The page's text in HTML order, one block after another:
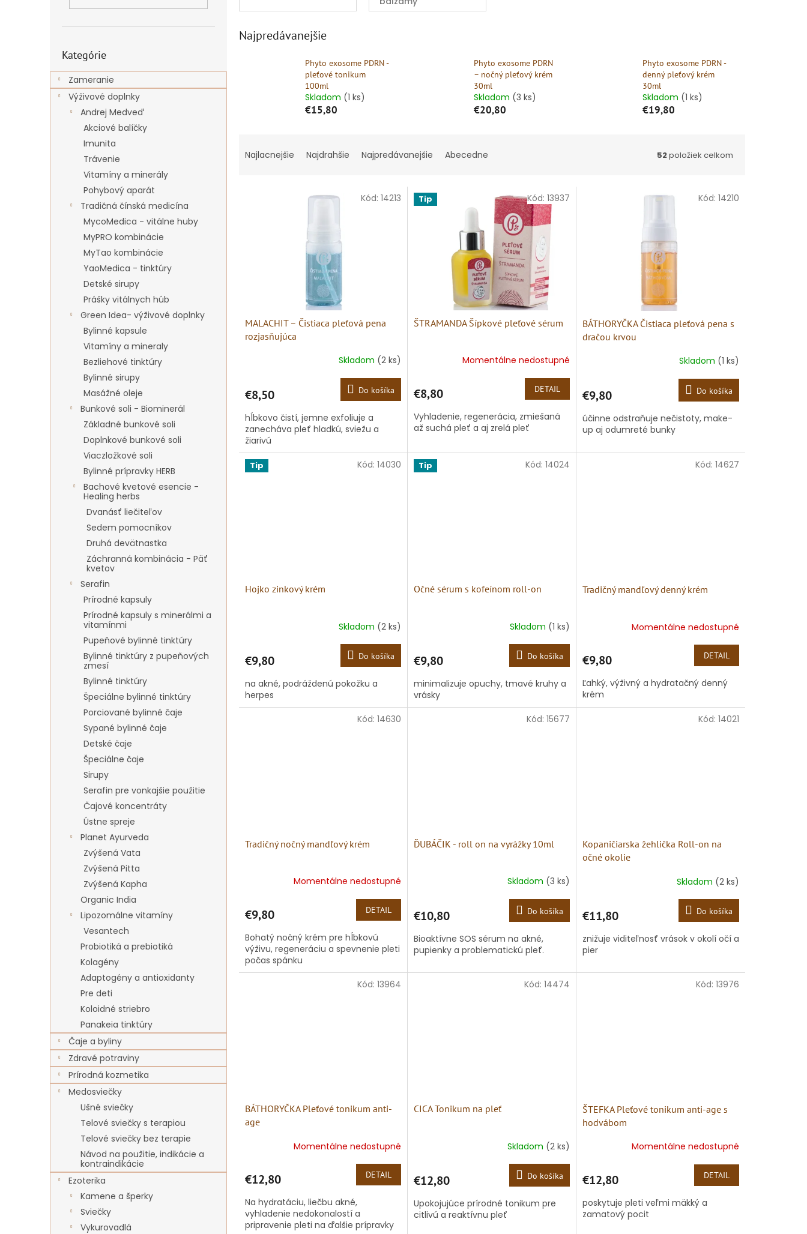
kategórie
Kategórie
Zameranie
Výživové doplnky
Andrej Medveď
Akciové balíčky
Imunita
Trávenie
Vitamíny a minerály
Pohybový aparát
Tradičná čínská medicína
MycoMedica - vitálne huby
MyPRO kombinácie
MyTao kombinácie
YaoMedica - tinktúry
Detské sirupy
Prášky vitálnych húb
Green Idea- výživové doplnky
Bylinné kapsule
Vitamíny a mineraly
Bezliehové tinktúry
Bylinné sirupy
Masážné oleje
Bunkové soli - Biominerál
Základné bunkové soli
Doplnkové bunkové soli
Viaczložkové soli
Bylinné prípravky HERB
Bachové kvetové esencie -
Healing herbs
Dvanásť liečiteľov
Sedem pomocníkov
Druhá devätnastka
Záchranná kombinácia - Päť
kvetov
Serafin
Prírodné kapsuly
Prírodné kapsuly s minerálmi a
vitamínmi
Pupeňové bylinné tinktúry
Bylinné tinktúry z pupeňových
zmesí
Bylinné tinktúry
Špeciálne bylinné tinktúry
Porciované bylinné čaje
Sypané bylinné čaje
Detské čaje
Špeciálne čaje
Sirupy
Serafin pre vonkajšie použitie
Čajové koncentráty
Ústne spreje
Planet Ayurveda
Zvýšená Vata
Zvýšená Pitta
Zvýšená Kapha
Organic India
Lipozomálne vitamíny
Vesantech
Probiotiká a prebiotiká
Kolagény
Adaptogény a antioxidanty
Pre deti
Koloidné striebro
Panakeia tinktúry
Čaje a byliny
Zdravé potraviny
Prírodná kozmetika
Medosviečky
Ušné sviečky
Telové sviečky s terapiou
Telové sviečky bez terapie
Návod na použitie, indikácie a
kontraindikácie
Ezoterika
Kamene a šperky
Sviečky
Vykurovadlá
Najpredávanejšie
Phyto exosome PDRN -
pleťové tonikum
100ml
Skladom (1 ks)
€15,80
Phyto exosome PDRN
– nočný pleťový krém
30ml
Skladom (3 ks)
€20,80
Phyto exosome PDRN -
denný pleťový krém
30ml
Skladom (1 ks)
€19,80
Najlacnejšie Najdrahšie Najpredávanejšie Abecedne 52položiek celkom
MALACHIT – Čistiaca pleťová pena
rozjasňujúca
Skladom (2 ks)
€8,50 Do košíka
hĺbkovo čistí, jemne exfoliuje a
zanecháva pleť hladkú, sviežu a
žiarivú
Kód: 14213 Tip
ŠTRAMANDA Šípkové pleťové sérum
Momentálne nedostupné
€8,80 DETAIL
Vyhladenie, regenerácia, zmiešaná
až suchá pleť a aj zrelá pleť
Kód: 13937
BÁTHORYČKA Čistiaca pleťová pena s
dračou krvou
Skladom (1 ks)
€9,80 Do košíka
účinne odstraňuje nečistoty, make-
up aj odumreté bunky
Kód: 14210
Tip
Hojko zinkový krém
Skladom (2 ks)
€9,80 Do košíka
na akné, podráždenú pokožku a
herpes
Kód: 14030 Tip
Očné sérum s kofeínom roll-on
Skladom (1 ks)
€9,80 Do košíka
minimalizuje opuchy, tmavé kruhy a
vrásky
Kód: 14024
Tradičný mandľový denný krém
Momentálne nedostupné
€9,80 DETAIL
Ľahký, výživný a hydratačný denný
krém
Kód: 14627
Tradičný nočný mandľový krém
Momentálne nedostupné
€9,80 DETAIL
Bohatý nočný krém pre hĺbkovú
výživu, regeneráciu a spevnenie pleti
počas spánku
Kód: 14630
ĎUBÁČIK - roll on na vyrážky 10ml
Skladom (3 ks)
€10,80 Do košíka
Bioaktívne SOS sérum na akné,
pupienky a problematickú pleť.
Kód: 15677
Kopaničiarska žehlička Roll-on na
očné okolie
Skladom (2 ks)
€11,80 Do košíka
znižuje viditeľnosť vrások v okolí očí a
pier
Kód: 14021
BÁTHORYČKA Pleťové tonikum anti-
age
Momentálne nedostupné
€12,80 DETAIL
Na hydratáciu, liečbu akné,
vyhladenie nedokonalostí a
pripravenie pleti na ďalšie prípravky
Kód: 13964
CICA Tonikum na pleť
Skladom (2 ks)
€12,80 Do košíka
Upokojujúce prírodné tonikum pre
citlivú a reaktívnu pleť
Kód: 14474
ŠTEFKA Pleťové tonikum anti-age s
hodvábom
Momentálne nedostupné
€12,80 DETAIL
poskytuje pleti veľmi mäkký a
zamatový pocit
Kód: 13976